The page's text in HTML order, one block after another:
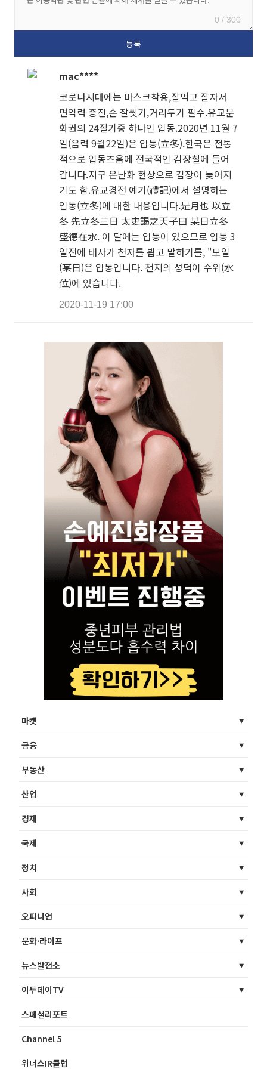
0 / 300
mac****
코로나시대에는 마스크착용,잘먹고 잘자서
면역력 증진,손 잘씻기,거리두기 필수.유교문
화권의 24절기중 하나인 입동.2020년 11월 7
일(음력 9월22일)은 입동(立冬).한국은 전통
적으로 입동즈음에 전국적인 김장철에 들어
갑니다.지구 온난화 현상으로 김장이 늦어지
기도 함.유교경전 예기(禮記)에서 설명하는
입동(立冬)에 대한 내용입니다.是月也 以立
冬 先立冬三日 太史謁之天子曰 某日立冬
盛德在水. 이 달에는 입동이 있으므로 입동 3
일전에 태사가 천자를 뵙고 말하기를, "모일
(某日)은 입동입니다. 천지의 성덕이 수위(水
位)에 있습니다.
2020-11-19 17:00
마켓
금융
부동산
산업
경제
국제
정치
사회
오피니언
문화·라이프
뉴스발전소
이투데이TV
스페셜리포트
Channel 5
위너스IR클럽